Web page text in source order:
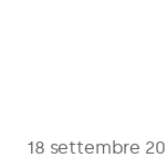
18 settembre